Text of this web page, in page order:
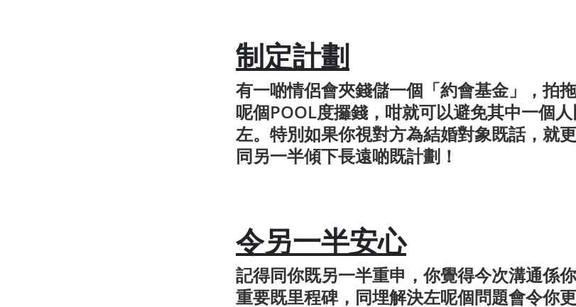
制定計劃
有一啲情侶會夾錢儲一個「約會基金」，拍
呢個POOL度攞錢，咁就可以避免其中一個
左。特別如果你視對方為結婚對象既話，就
同另一半傾下長遠啲既計劃！
令另一半安心
記得同你既另一半重申，你覺得今次溝通係
重要既里程碑，同埋解決左呢個問題會令你